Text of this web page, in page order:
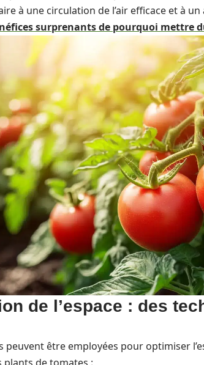
à une circulation de l’air efficace et à
surprenants de pourquoi mettre
de l’espace : des
peuvent être employées pour optimiser